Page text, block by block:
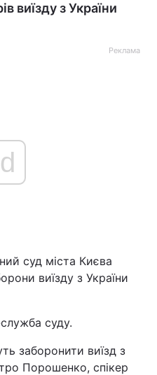
Війна
Наука
Інциденти
Туризм
виїзду з України
Реклама
суд міста Києва
виїзду з України
суду.
заборонити виїзд з
Порошенко, спікер